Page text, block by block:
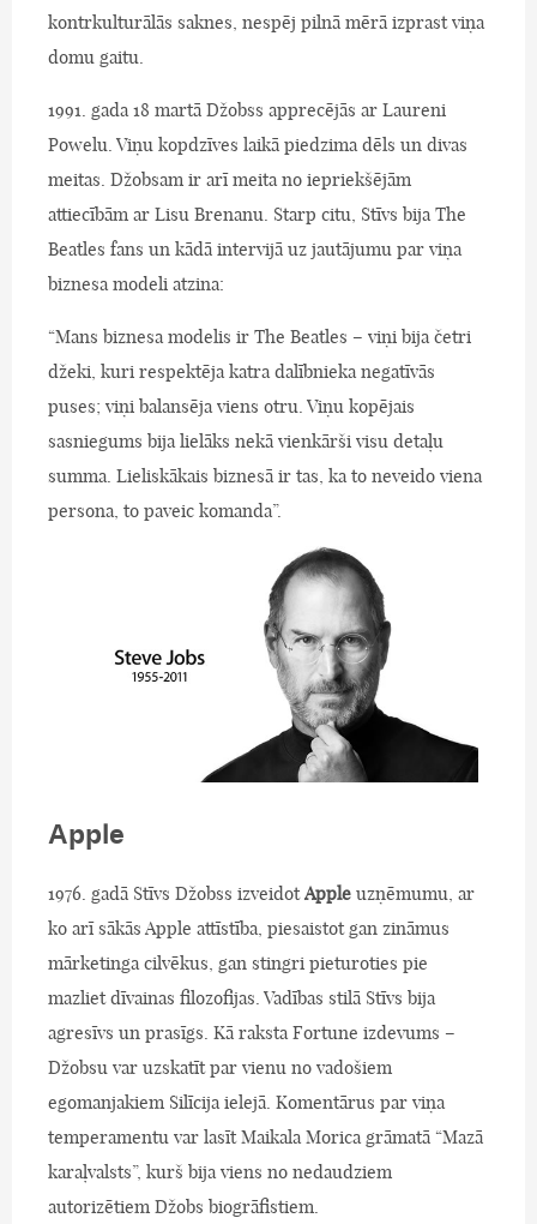
kontrkulturālās saknes, nespēj pilnā mērā izprast viņa
domu gaitu.
1991. gada 18 martā Džobss apprecējās ar Laureni
Powelu. Viņu kopdzīves laikā piedzima dēls un divas
meitas. Džobsam ir arī meita no iepriekšējām
attiecībām ar Lisu Brenanu. Starp citu, Stīvs bija The
Beatles fans un kādā intervijā uz jautājumu par viņa
biznesa modeli atzina:
“Mans biznesa modelis ir The Beatles – viņi bija četri
džeki, kuri respektēja katra dalībnieka negatīvās
puses; viņi balansēja viens otru. Viņu kopējais
sasniegums bija lielāks nekā vienkārši visu detaļu
summa. Lieliskākais biznesā ir tas, ka to neveido viena
persona, to paveic komanda”.
Apple
1976. gadā Stīvs Džobss izveidotApple uzņēmumu, ar
ko arī sākās Apple attīstība, piesaistot gan zināmus
mārketinga cilvēkus, gan stingri pieturoties pie
mazliet dīvainas filozofijas. Vadības stilā Stīvs bija
agresīvs un prasīgs. Kā raksta Fortune izdevums –
Džobsu var uzskatīt par vienu no vadošiem
egomanjakiem Silīcija ielejā. Komentārus par viņa
temperamentu var lasīt Maikala Morica grāmatā “Mazā
karaļvalsts”, kurš bija viens no nedaudziem
autorizētiem Džobs biogrāfistiem.